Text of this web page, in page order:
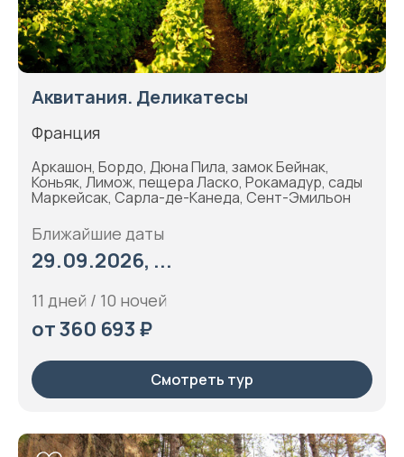
Аквитания. Деликатесы
Франция
Аркашон, Бордо, Дюна Пила, замок Бейнак,
Коньяк, Лимож, пещера Ласко, Рокамадур, сады
Маркейсак, Сарла-де-Канеда, Сент-Эмильон
Ближайшие даты
29.09.2026, ...
11 дней / 10 ночей
от 360 693 ₽
Смотреть тур